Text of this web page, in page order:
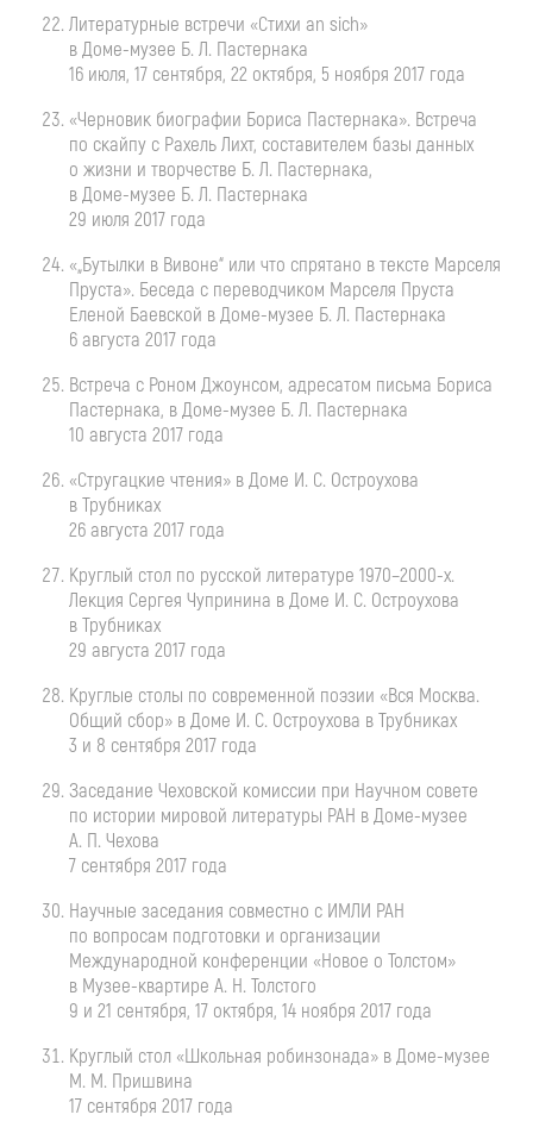
Литературные встречи «Стихи an sich»
вДоме-музее Б. Л. Пастернака
16 июля, 17 сентября, 22 октября, 5 ноября 2017 года
«Черновик биографии Бориса Пастернака». Встреча
по скайпу с Рахель Лихт, составителем базы данных
о жизни и творчестве Б. Л. Пастернака,
вДоме-музее Б. Л. Пастернака
29 июля 2017 года
«„Бутылки в Вивоне“ или что спрятано в тексте Марселя
Пруста». Беседа с переводчиком Марселя Пруста
Еленой Баевской вДоме-музее Б. Л. Пастернака
6 августа 2017 года
Встреча с Роном Джоунсом, адресатом письма Бориса
Пастернака, вДоме-музее Б. Л. Пастернака
10 августа 2017 года
«Стругацкие чтения» в Доме И. С. Остроухова
в Трубниках
26 августа 2017 года
Круглый стол по русской литературе 1970–2000-х.
Лекция Сергея Чупринина в Доме И. С. Остроухова
в Трубниках
29 августа 2017 года
Круглые столы по современной поэзии «Вся Москва.
Общий сбор» в Доме И. С. Остроухова в Трубниках
3 и 8 сентября 2017 года
Заседание Чеховской комиссии при Научном совете
по истории мировой литературы РАН вДоме-музее
А. П. Чехова
7 сентября 2017 года
Научные заседания совместно с ИМЛИ РАН
по вопросам подготовки и организации
Международной конференции «Новое о Толстом»
в Музее-квартире А. Н. Толстого
9 и 21 сентября, 17 октября, 14 ноября 2017 года
Круглый стол «Школьная робинзонада» вДоме-музее
М. М. Пришвина
17 сентября 2017 года